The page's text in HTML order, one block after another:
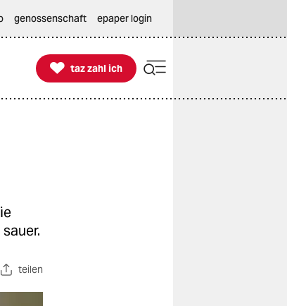
genossenschaft epaper login

taz zahl ich
taz zahl ich
teilen